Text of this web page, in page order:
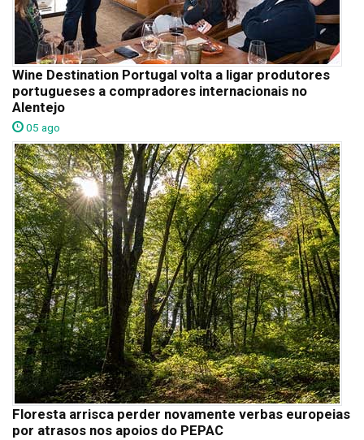
Wine Destination Portugal volta a ligar produtores
portugueses a compradores internacionais no
Alentejo
05 ago
Floresta arrisca perder novamente verbas europeias
por atrasos nos apoios do PEPAC